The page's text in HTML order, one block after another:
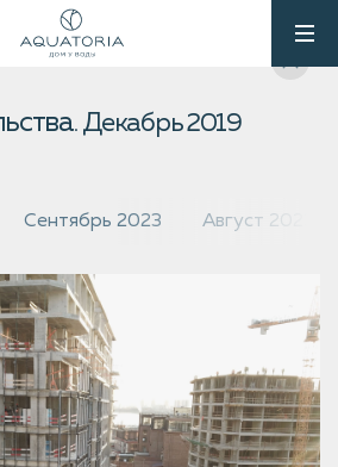
Декабрь 2019
Сентябрь 2023 Август 2023